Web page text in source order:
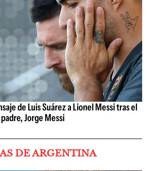
de Luis Suárez a Lionel Messi tras el
Jorge Messi
DE ARGENTINA